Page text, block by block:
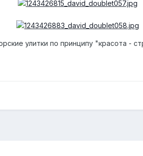
улитки по принципу "красота -